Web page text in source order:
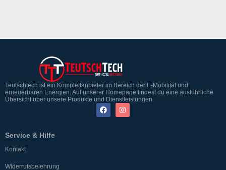
Teutschtech ist ein Komplettanbieter im Bereich der E-Mobilität und
erneuerbaren Energien. Auf unserer Homepage findest du eine ausführliche
Übersicht über unsere Produkte und Dienstleistungen.
Service & Hilfe
Kontakt
Widerrufsbelehrung